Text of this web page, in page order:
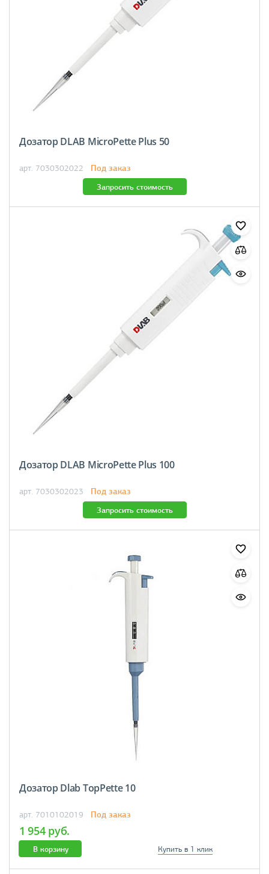
Дозатор DLAB MicroPette Plus 50
арт. 7030302022 Под заказ
Запросить стоимость
Дозатор DLAB MicroPette Plus 100
арт. 7030302023 Под заказ
Запросить стоимость
Дозатор Dlab TopPette 10
арт. 7010102019 Под заказ
1 954 руб.
В корзину Купить в 1 клик